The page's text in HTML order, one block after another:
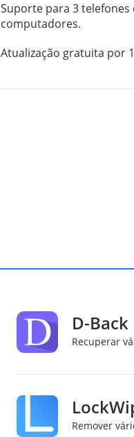
Suporte para 3 telefones
computadores.
Atualização gratuita por
D-Back
Recuperar
Remover